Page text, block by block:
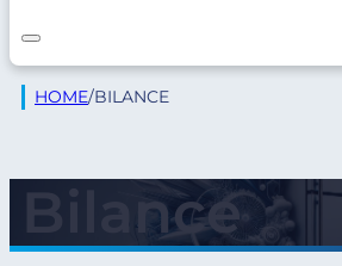
HOME/BILANCE
Bilance